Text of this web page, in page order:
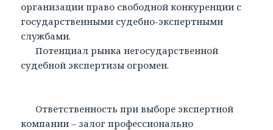
организации право свободной конкуренции с
государственными судебно-экспертными
службами.
Потенциал рынка негосударственной
судебной экспертизы огромен.
Ответственность при выборе экспертной
компании – залог профессионально